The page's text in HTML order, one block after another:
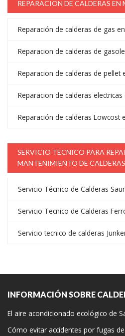
REPARACION DE CALDERAS EN
Reparación de calderas de gas
Reparacion de calderas de
Reparacion de calderas de pellet
Reparacion de calderas electricas
Reparación de calderas Lowcost
SERVICIO TECNICO PARA
MANTENIMIENTO DE CALDERAS
Servicio Técnico de Calderas
Servicio Tecnico de Calderas
Servicio tecnico de calderas
INFORMACIÓN SOBRE
El aire acondicionado ecológico de
Cómo evitar accidentes por fugas